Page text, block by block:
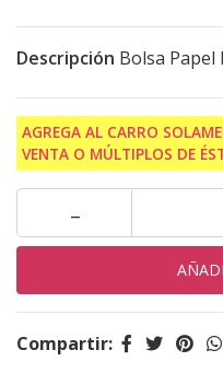
Descripción Bolsa Papel
AGREGA AL CARRO
VENTA O MÚLTIPLOS DE
-
Compartir: